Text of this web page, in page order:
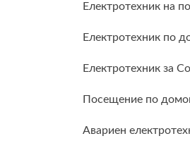
Електротехник на
Електротехник по
Електротехник за
Посещение по
Авариен